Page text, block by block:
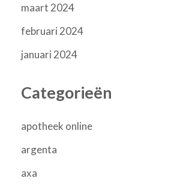
maart 2024
februari 2024
januari 2024
Categorieën
apotheek online
argenta
axa